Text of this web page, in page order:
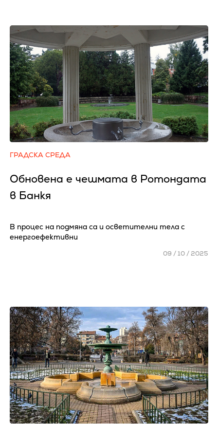
ГРАДСКА СРЕДА
Обновена е чешмата в Ротондата
в Банкя
В процес на подмяна са и осветителни тела с
енергоефективни
09 / 10 / 2025